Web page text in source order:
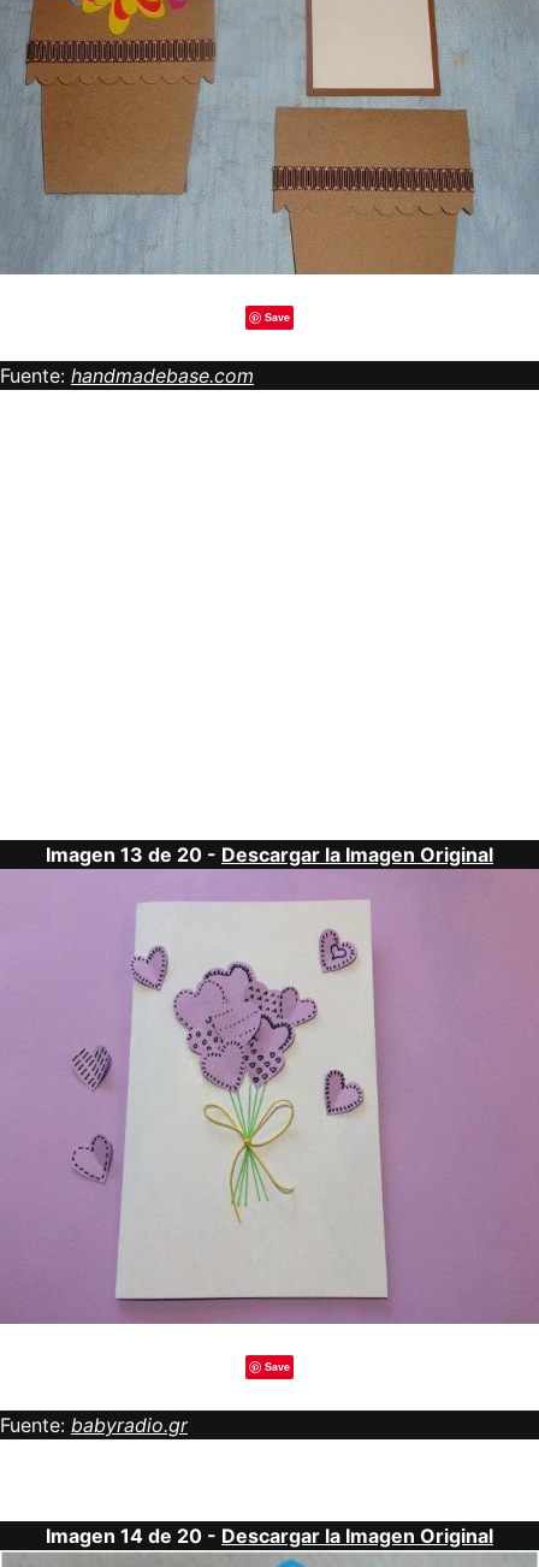
Save
Fuente: handmadebase.com
Imagen 13 de 20 - Descargar la Imagen Original
Save
Fuente: babyradio.gr
Imagen 14 de 20 - Descargar la Imagen Original